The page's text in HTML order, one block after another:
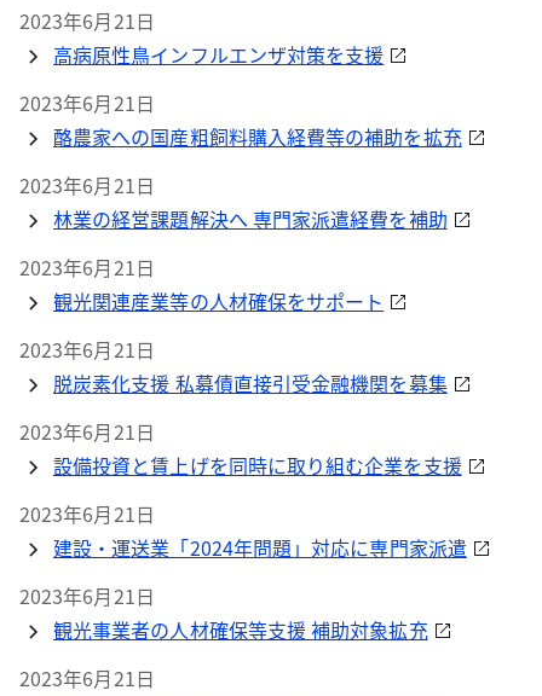
2023年6月21日
高病原性鳥インフルエンザ対策を支援
2023年6月21日
酪農家への国産粗飼料購入経費等の補助を拡充
2023年6月21日
林業の経営課題解決へ 専門家派遣経費を補助
2023年6月21日
観光関連産業等の人材確保をサポート
2023年6月21日
脱炭素化支援 私募債直接引受金融機関を募集
2023年6月21日
設備投資と賃上げを同時に取り組む企業を支援
2023年6月21日
建設・運送業「2024年問題」対応に専門家派遣
2023年6月21日
観光事業者の人材確保等支援 補助対象拡充
2023年6月21日